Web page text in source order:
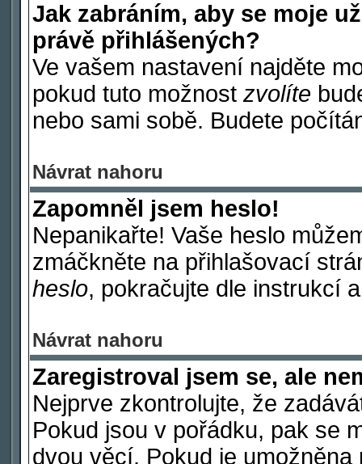
Jak zabráním, aby se moje
právě přihlášených?
Ve vašem nastavení najděte
pokud tuto možnost zvolíte
nebo sami sobě. Budete
Návrat nahoru
Zapomněl jsem heslo!
Nepanikařte! Vaše heslo
zmáčkněte na přihlašovací
heslo, pokračujte dle instrukcí
Návrat nahoru
Zaregistroval jsem se, ale
Nejprve zkontrolujte, že
Pokud jsou v pořádku, pak se
dvou věcí. Pokud je umožněna